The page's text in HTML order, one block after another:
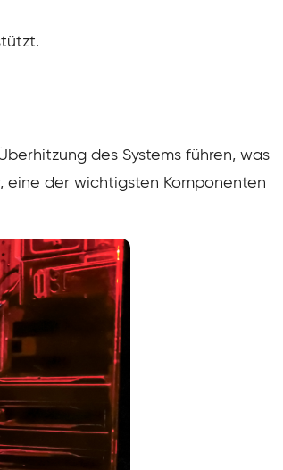
des Systems führen, was
eine der wichtigsten Komponenten